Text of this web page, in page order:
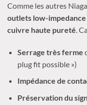
Comme les autres
outlets low-impedance
cuivre haute pureté.
Serrage très ferme
plug fit possible »)
Impédance de
Préservation du